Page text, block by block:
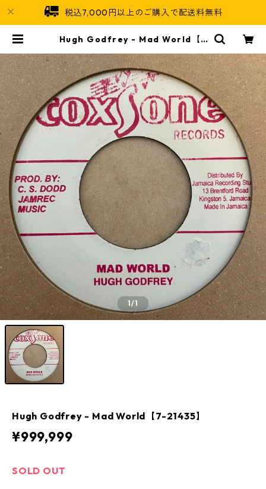
税込7,000円以上のご購入で配送料無料
Hugh Godfrey - Mad World【7
1/1
Hugh Godfrey - Mad World【7-21435】
¥999,999
SOLD OUT